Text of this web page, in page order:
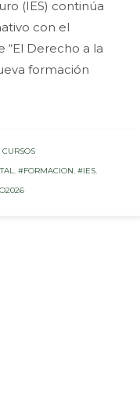
(IES) continúa
con el
“El Derecho a la
formación
, #FORMACION, #IES,